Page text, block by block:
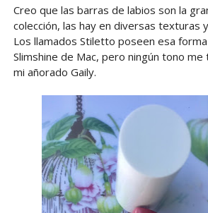
Creo que las barras de labios son la
colección, las hay en diversas texturas
Los llamados Stiletto poseen esa
Slimshine de Mac, pero ningún tono
mi añorado Gaily.